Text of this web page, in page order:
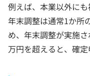
例えば、本業以外にも
年末調整は通常1か所
め、年末調整が実施
万円を超えると、確定